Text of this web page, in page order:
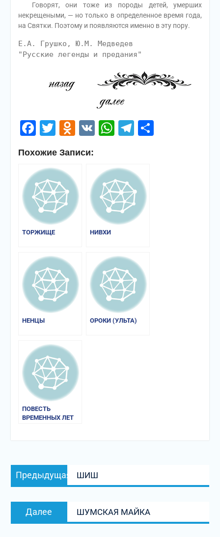
Говорят, они тоже из породы детей, умерших
некрещеными, — но только в определенное время года,
на Святки. Поэтому и появляются именно в эту пору.
Е.А. Грушко, Ю.М. Медведев
"Русские легенды и предания"
Facebook
Twitter
Odnoklassniki
VKWhatsApp
Telegram
Похожие Записи:
ТОРЖИЩЕ НИВХИ
НЕНЦЫ ОРОКИ (УЛЬТА)
ПОВЕСТЬ
ВРЕМЕННЫХ ЛЕТ
Навигация
по
Предыдущая
запись:
ШИШ
Далее
запись:
ШУМСКАЯ МАЙКА